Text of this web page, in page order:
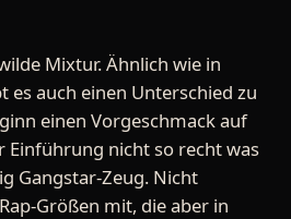
Mixtur. Ähnlich wie in
es auch einen Unterschied zu
einen Vorgeschmack auf
Einführung nicht so recht was
Gangstar-Zeug. Nicht
Größen mit, die aber in